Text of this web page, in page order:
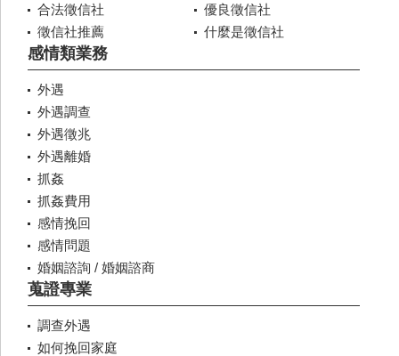
合法徵信社
優良徵信社
徵信社推薦
什麼是徵信社
感情類業務
外遇
外遇調查
外遇徵兆
外遇離婚
抓姦
抓姦費用
感情挽回
感情問題
婚姻諮詢 / 婚姻諮商
蒐證專業
調查外遇
如何挽回家庭